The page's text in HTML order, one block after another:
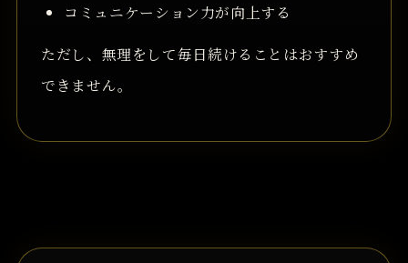
コミュニケーション力が向上する
ただし、無理をして毎日続けることはおすすめ
できません。